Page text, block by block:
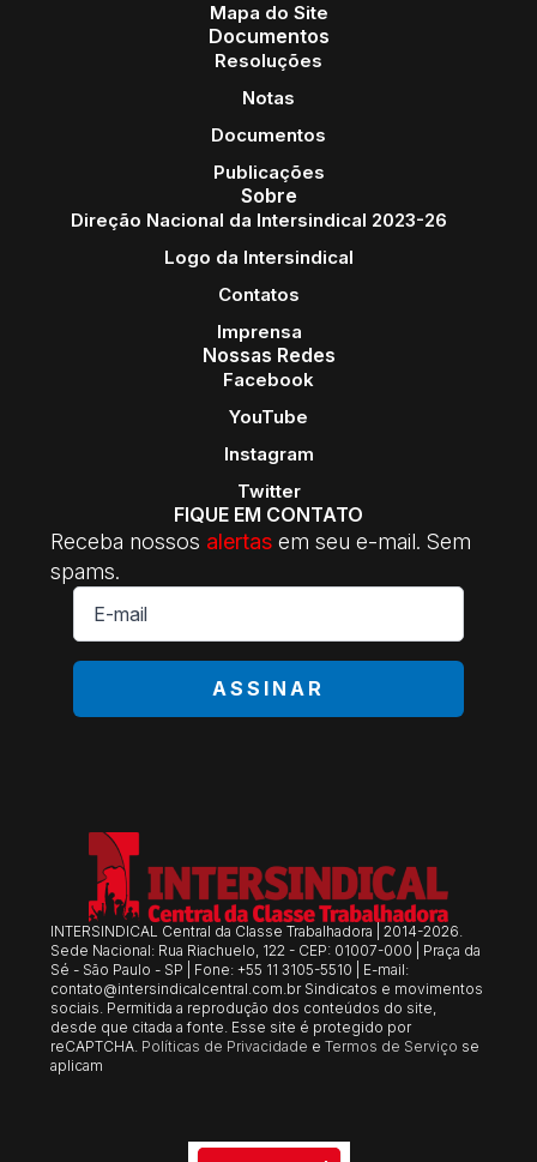
Mapa do Site
Documentos
Resoluções
Notas
Documentos
Publicações
Sobre
Direção Nacional da Intersindical 2023-26
Logo da Intersindical
Contatos
Imprensa
Nossas Redes
Facebook
YouTube
Instagram
Twitter
FIQUE EM CONTATO
Receba nossos alertas em seu e-mail. Sem
spams.
E-
mail
*
ASSINAR
INTERSINDICAL Central da Classe Trabalhadora | 2014-2026.
Sede Nacional: Rua Riachuelo, 122 - CEP: 01007-000 | Praça da
Sé - São Paulo - SP | Fone: +55 11 3105-5510 | E-mail:
contato@intersindicalcentral.com.br Sindicatos e movimentos
sociais. Permitida a reprodução dos conteúdos do site,
desde que citada a fonte. Esse site é protegido por
reCAPTCHA. Políticas de Privacidade eTermos de Serviço se
aplicam